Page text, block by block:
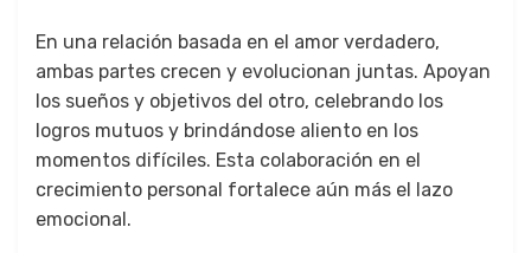
En una relación basada en el amor verdadero,
ambas partes crecen y evolucionan juntas. Apoyan
los sueños y objetivos del otro, celebrando los
logros mutuos y brindándose aliento en los
momentos difíciles. Esta colaboración en el
crecimiento personal fortalece aún más el lazo
emocional.